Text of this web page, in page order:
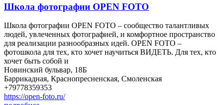
Школа фотографии OPEN FOTO
Школа фотографии OPEN FOTO – сообщество талантливых
людей, увлеченных фотографией, и комфортное пространство
для реализации разнообразных идей. OPEN FOTO –
фотошкола для тех, кто хочет научиться ВИДЕТЬ. Для тех, кто
хочет быть собой и
Новинский бульвар, 18Б
Баррикадная, Краснопресненская, Смоленская
+79778359353
https://open-foto.ru/